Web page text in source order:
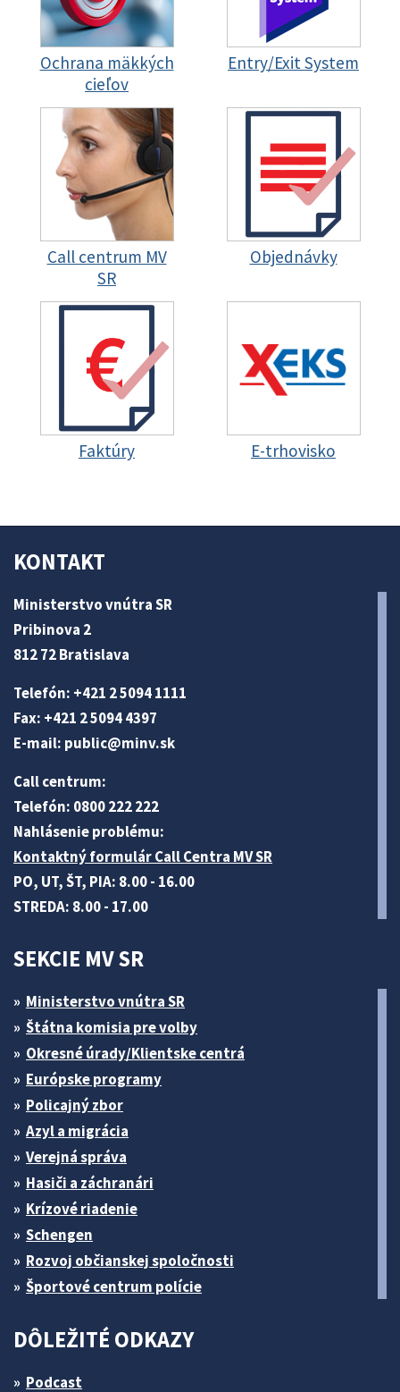
Ochrana mäkkých
cieľov
Entry/Exit System
Call centrum MV
SR
Objednávky
Faktúry E-trhovisko
KONTAKT
Ministerstvo vnútra SR
Pribinova 2
812 72 Bratislava
Telefón: +421 2 5094 1111
Fax: +421 2 5094 4397
E-mail: public@minv.sk
Call centrum:
Telefón: 0800 222 222
Nahlásenie problému:
Kontaktný formulár Call Centra MV SR
PO, UT, ŠT, PIA: 8.00 - 16.00
STREDA: 8.00 - 17.00
SEKCIE MV SR
Ministerstvo vnútra SR
Štátna komisia pre volby
Okresné úrady/Klientske centrá
Európske programy
Policajný zbor
Azyl a migrácia
Verejná správa
Hasiči a záchranári
Krízové riadenie
Schengen
Rozvoj občianskej spoločnosti
Športové centrum polície
DÔLEŽITÉ ODKAZY
Podcast